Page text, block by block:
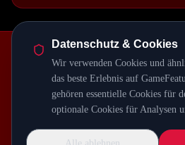
Episodenbibliothek
Most Wanted
Host-Interviews
RSS Feed
Datenschutz & Cookies
Wir verwenden Cookies und
das beste Erlebnis auf
gehören essentielle Cookies für
optionale Cookies für Analysen